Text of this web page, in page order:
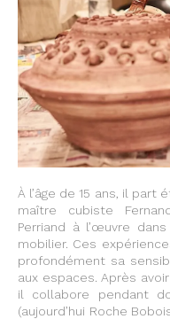
À l’âge de 15 ans, il part
maître cubiste
Perriand à l’œuvre
mobilier. Ces
profondément sa
aux espaces. Après
il collabore pendant
(aujourd’hui Roche